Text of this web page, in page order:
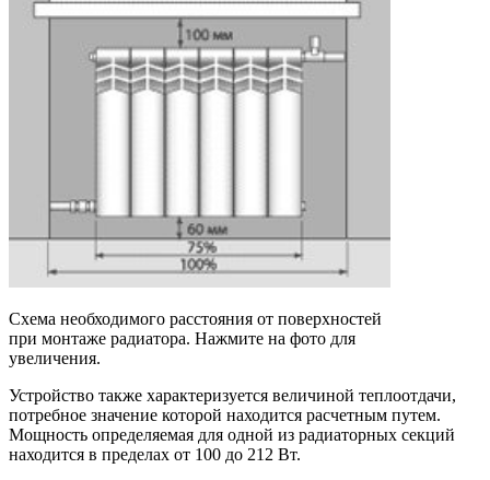
Схема необходимого расстояния от поверхностей
при монтаже радиатора. Нажмите на фото для
увеличения.
Устройство также характеризуется величиной теплоотдачи,
потребное значение которой находится расчетным путем.
Мощность определяемая для одной из радиаторных секций
находится в пределах от 100 до 212 Вт.